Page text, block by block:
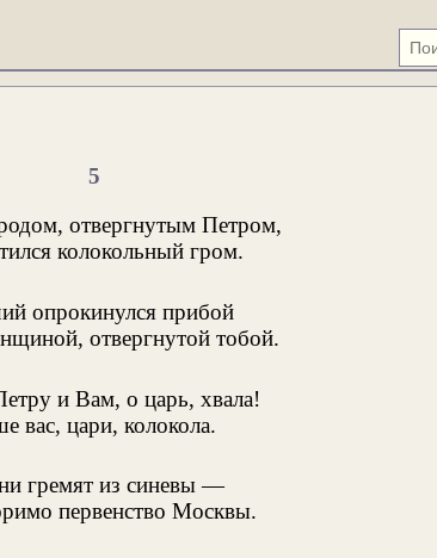
5
отвергнутым Петром,
колокольный гром.
опрокинулся прибой
отвергнутой тобой.
и Вам, о царь, хвала!
вас, цари, колокола.
гремят из синевы —
первенство Москвы.